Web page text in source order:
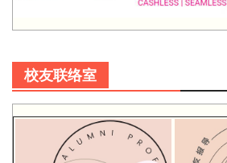
校友联络室